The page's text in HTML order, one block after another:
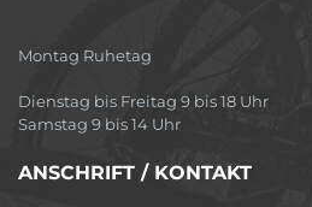
Montag Ruhetag
Dienstag bis Freitag 9 bis 18 Uhr
Samstag 9 bis 14 Uhr
ANSCHRIFT / KONTAKT